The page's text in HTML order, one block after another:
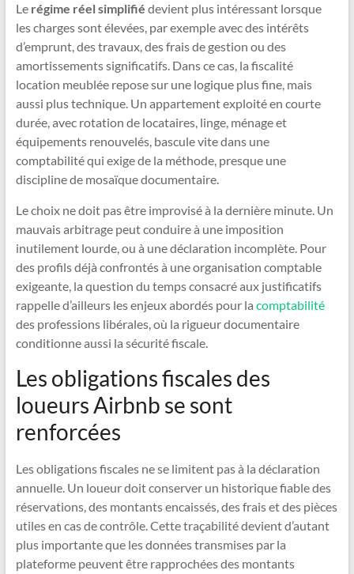
Le régime réel simplifié devient plus intéressant lorsque
les charges sont élevées, par exemple avec des intérêts
d’emprunt, des travaux, des frais de gestion ou des
amortissements significatifs. Dans ce cas, la fiscalité
location meublée repose sur une logique plus fine, mais
aussi plus technique. Un appartement exploité en courte
durée, avec rotation de locataires, linge, ménage et
équipements renouvelés, bascule vite dans une
comptabilité qui exige de la méthode, presque une
discipline de mosaïque documentaire.
Le choix ne doit pas être improvisé à la dernière minute. Un
mauvais arbitrage peut conduire à une imposition
inutilement lourde, ou à une déclaration incomplète. Pour
des profils déjà confrontés à une organisation comptable
exigeante, la question du temps consacré aux justificatifs
rappelle d’ailleurs les enjeux abordés pour la comptabilité
des professions libérales, où la rigueur documentaire
conditionne aussi la sécurité fiscale.
Les obligations fiscales des
loueurs Airbnb se sont
renforcées
Les obligations fiscales ne se limitent pas à la déclaration
annuelle. Un loueur doit conserver un historique fiable des
réservations, des montants encaissés, des frais et des pièces
utiles en cas de contrôle. Cette traçabilité devient d’autant
plus importante que les données transmises par la
plateforme peuvent être rapprochées des montants